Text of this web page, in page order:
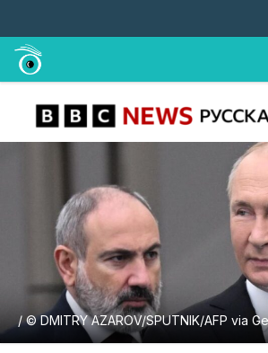
/ © DMITRY AZAROV/SPUTNIK/AFP via